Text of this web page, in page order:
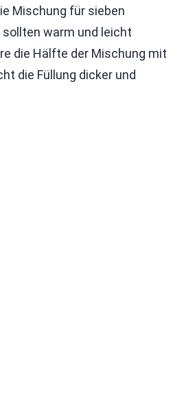
Mischung für sieben
sollten warm und leicht
die Hälfte der Mischung mit
die Füllung dicker und